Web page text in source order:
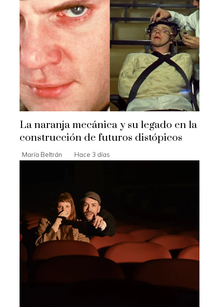
La naranja mecánica y su legado en la
construcción de futuros distópicos
María Beltrán Hace 3 días